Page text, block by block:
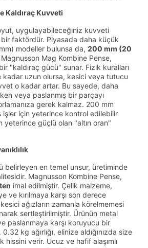
Kaldıraç Kuvveti
uygulayabileceğiniz kuvveti
faktördür. Piyasada daha küçük
modeller bulunsa da, 200 mm (20
Mag Kombine Pense,
"kaldıraç gücü" sunar. Fizik kuralları
kadar uzun olursa, kesici veya tutucu
o kadar artar. Bu sayede, daha
veya paslanmış bir parçayı
gerek kalmaz. 200 mm
işler için yeterince kontrol edilebilir
yeterince güçlü olan "altın oran"
belirleyen en temel unsur, üretiminde
Magnusson Kombine Pense,
imal edilmiştir. Çelik malzeme,
ve kırılmaya karşı son derece
ağızların zamanla körelmemesi
sertleştirilmiştir. Ürünün metal
paslanmaya karşı koruyucu bir
kg ağırlığı, elinize aldığınızda size
hissini verir. Ucuz ve hafif alaşımlı